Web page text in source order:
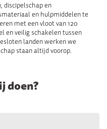
discipelschap en
en hulpmiddelen te
met een vloot van 120
en veilig schakelen tussen
landen werken we
staan altijd voorop.
doen?